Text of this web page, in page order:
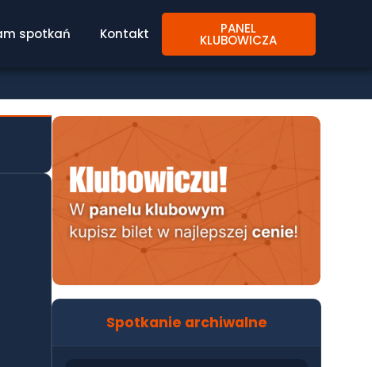
spotkań Kontakt PANEL
KLUBOWICZA
Spotkanie archiwalne